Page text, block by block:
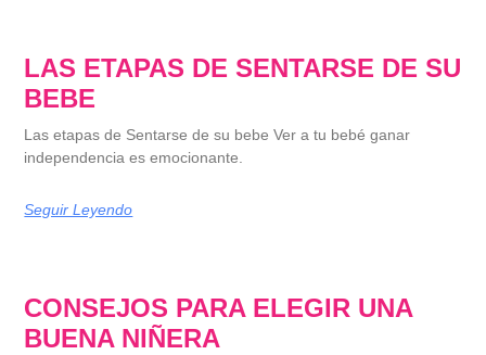
LAS ETAPAS DE SENTARSE DE SU
BEBE
Las etapas de Sentarse de su bebe Ver a tu bebé ganar
independencia es emocionante.
Seguir Leyendo
CONSEJOS PARA ELEGIR UNA
BUENA NIÑERA